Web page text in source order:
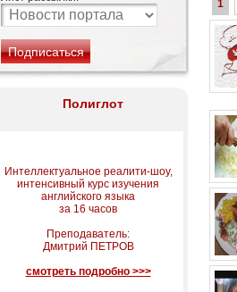
Полиглот
Интеллектуальное реалити-шоу,
интенсивный курс изучения
английского языка
за 16 часов
Преподаватель:
Дмитрий ПЕТРОВ
смотреть подробно >>>
1